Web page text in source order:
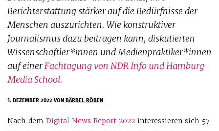
Berichterstattung stärker auf die Bedürfnisse der
Menschen auszurichten. Wie konstruktiver
Journalismus dazu beitragen kann, diskutierten
Wissenschaftler*innen und Medienpraktiker*innen
auf einerFachtagung von NDR Info und Hamburg
Media School.
1. DEZEMBER 2022VONBÄRBEL RÖBEN
Nach dem Digital News Report 2022 interessieren sich 57